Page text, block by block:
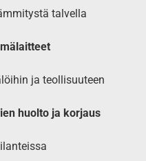
talvella
ja teollisuuteen
huolto ja korjaus